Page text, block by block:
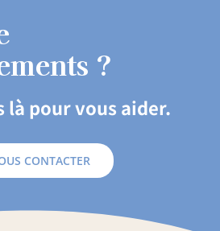
?
là pour vous aider.
CONTACTER